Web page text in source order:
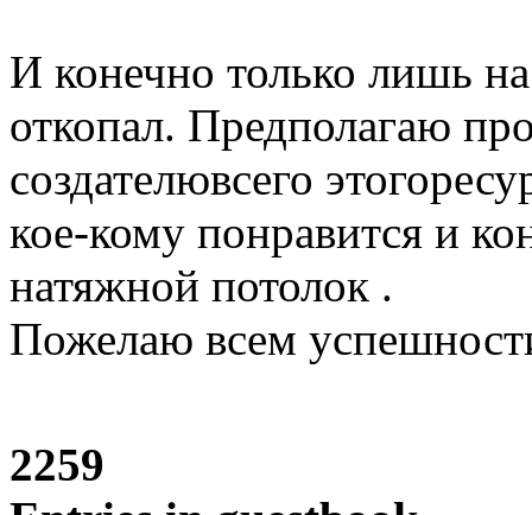
И конечно только лишь
откопал. Предполагаю
создателювсего
кое-кому понравится и
натяжной потолок .
Пожелаю всем
2259